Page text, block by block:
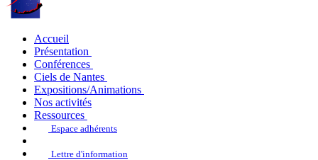
Accueil
Présentation
Conférences
Ciels de Nantes
Expositions/Animations
Nos activités
Ressources
Espace adhérents
Lettre d'information